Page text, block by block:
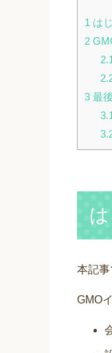
1 は
2
2.1
3 最
3.1
本記事
GMO